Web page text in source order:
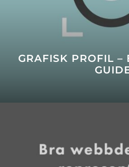
GRAFISK PROFIL –